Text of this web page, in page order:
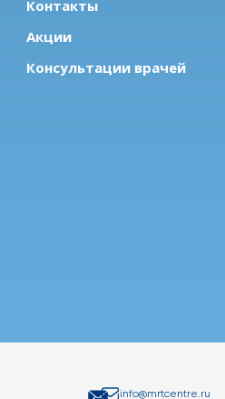
Контакты
Акции
Консультации врачей
info@mrtcentre.ru